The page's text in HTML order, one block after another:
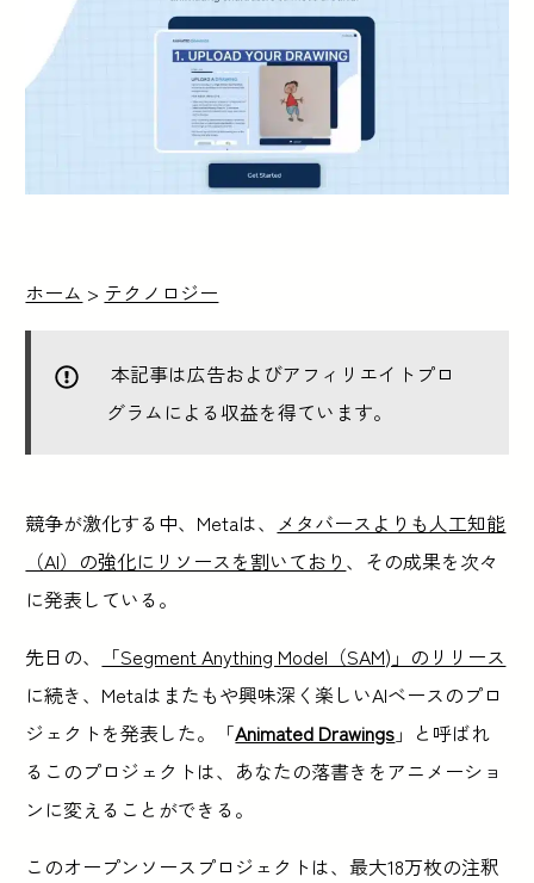
ホーム > テクノロジー
本記事は広告およびアフィリエイトプロ
グラムによる収益を得ています。
競争が激化する中、Metaは、 メタバースよりも人工知能
（AI）の強化にリソースを割いており 、その成果を次々
に発表している。
先日の、
「Segment Anything Model（SAM)」のリリース
に続き、Metaはまたもや興味深く楽しいAIベースのプロ
ジェクトを発表した。「Animated Drawings 」と呼ばれ
るこのプロジェクトは、あなたの落書きをアニメーショ
ンに変えることができる。
このオープンソースプロジェクトは、最大18万枚の注釈